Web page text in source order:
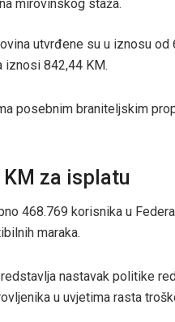
mirovinskog staža.
utvrđene su u iznosu
iznosi 842,44 KM.
posebnim braniteljskim
za isplatu
468.769 korisnika u
maraka.
nastavak politike
u uvjetima rasta